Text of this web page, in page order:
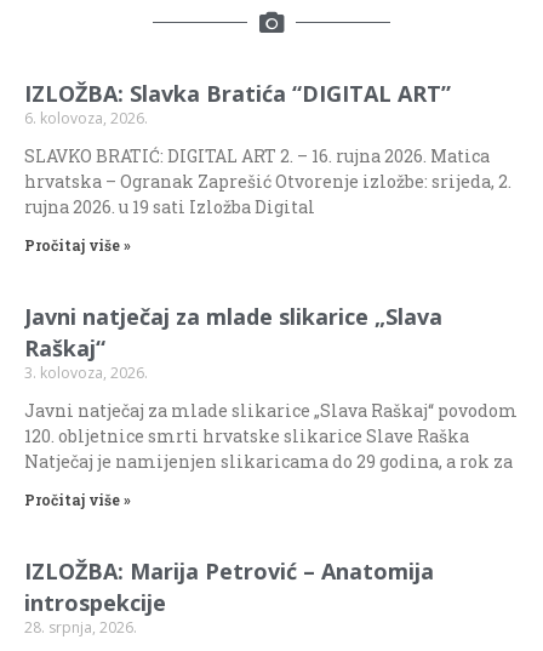
IZLOŽBA: Slavka Bratića “DIGITAL ART”
6. kolovoza, 2026.
SLAVKO BRATIĆ: DIGITAL ART 2. – 16. rujna 2026. Matica
hrvatska – Ogranak Zaprešić Otvorenje izložbe: srijeda, 2.
rujna 2026. u 19 sati Izložba Digital
Pročitaj više »
Javni natječaj za mlade slikarice „Slava
Raškaj“
3. kolovoza, 2026.
Javni natječaj za mlade slikarice „Slava Raškaj“ povodom
120. obljetnice smrti hrvatske slikarice Slave Raška
Natječaj je namijenjen slikaricama do 29 godina, a rok za
Pročitaj više »
IZLOŽBA: Marija Petrović – Anatomija
introspekcije
28. srpnja, 2026.